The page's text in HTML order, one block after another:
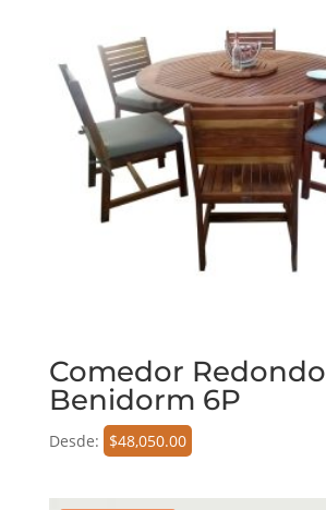
Comedor Redondo
Benidorm 6P
Desde: $48,050.00